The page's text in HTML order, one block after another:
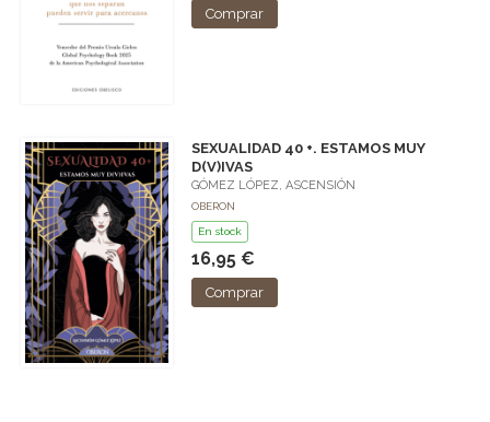
Comprar
SEXUALIDAD 40 +. ESTAMOS MUY
D(V)IVAS
GÓMEZ LÓPEZ, ASCENSIÓN
OBERON
En stock
16,95 €
Comprar